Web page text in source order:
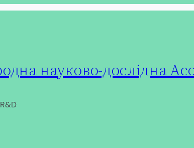
науково-дослідна